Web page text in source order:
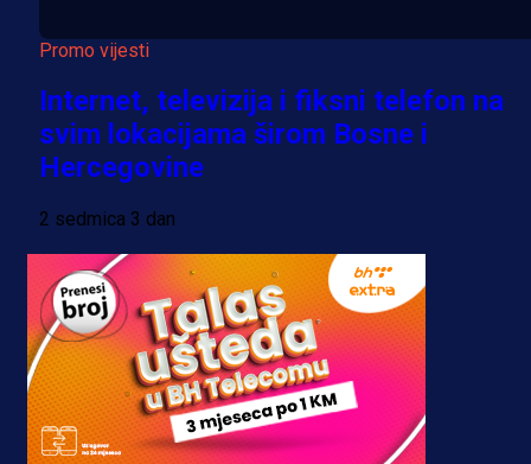
Promo vijesti
Internet, televizija i fiksni telefon na
svim lokacijama širom Bosne i
Hercegovine
2 sedmica 3 dan